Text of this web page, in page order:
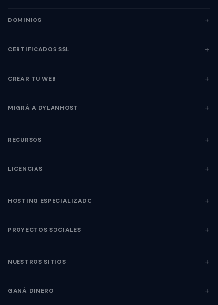
DOMINIOS
CERTIFICADOS SSL
CREAR TU WEB
MIGRÁ A DYLANHOST
RECURSOS
LICENCIAS
HOSTING ESPECIALIZADO
PROYECTOS SOCIALES
NUESTROS SITIOS
GANÁ DINERO